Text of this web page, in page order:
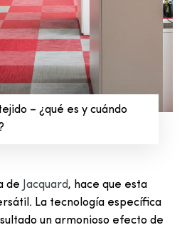
– ¿qué es y cuándo
de Jacquard, hace que esta
La tecnología específica
un armonioso efecto de